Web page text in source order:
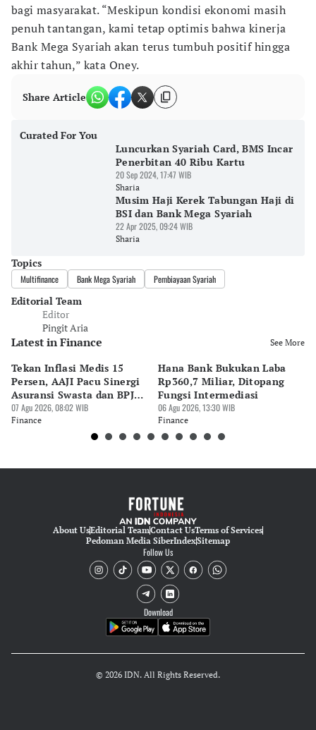
bagi masyarakat. “Meskipun kondisi ekonomi masih
penuh tantangan, kami tetap optimis bahwa kinerja
Bank Mega Syariah akan terus tumbuh positif hingga
akhir tahun,” kata Oney.
Share Article
Curated For You
Luncurkan Syariah Card, BMS Incar
Penerbitan 40 Ribu Kartu
20 Sep 2024, 17:47 WIB
Sharia
Musim Haji Kerek Tabungan Haji di
BSI dan Bank Mega Syariah
22 Apr 2025, 09:24 WIB
Sharia
Topics
Multifinance Bank Mega Syariah Pembiayaan Syariah
Editorial Team
Editor
Pingit Aria
Latest in Finance See More
Tekan Inflasi Medis 15
Persen, AAJI Pacu Sinergi
Asuransi Swasta dan BPJS
Kesehatan
07 Agu 2026, 08:02 WIB
Finance
Hana Bank Bukukan Laba
Rp360,7 Miliar, Ditopang
Fungsi Intermediasi
06 Agu 2026, 13:30 WIB
Finance
About UsEditorial TeamContact UsTerms of Services
Pedoman Media SiberIndexSitemap
Follow Us
Download
© 2026 IDN. All Rights Reserved.